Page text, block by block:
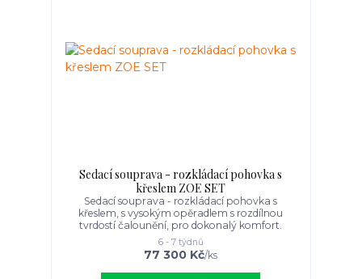
Sedací souprava - rozkládací pohovka s
křeslem ZOE SET
Sedací souprava - rozkládací pohovka s
křeslem, s vysokým opěradlem s rozdílnou
tvrdostí čalounění, pro dokonalý komfort.
77 300 Kč/ks
6 - 7 týdnů